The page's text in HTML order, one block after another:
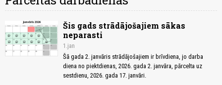
Šis gads strādājošajiem sākas
neparasti
1.jan
Šā gada 2. janvāris strādājošajiem ir brīvdiena, jo darba
diena no piektdienas, 2026. gada 2. janvāra, pārcelta uz
sestdienu, 2026. gada 17. janvāri.